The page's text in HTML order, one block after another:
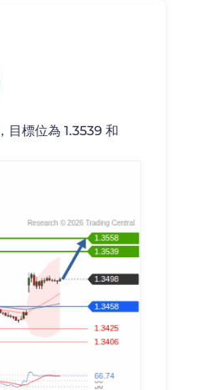
目標位為 1.3539 和